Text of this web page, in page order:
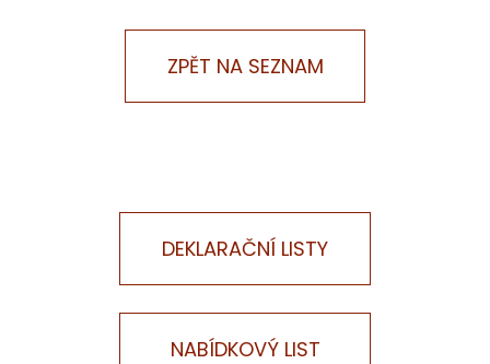
DEKLARAČNÍ LISTY
NABÍDKOVÝ LIST